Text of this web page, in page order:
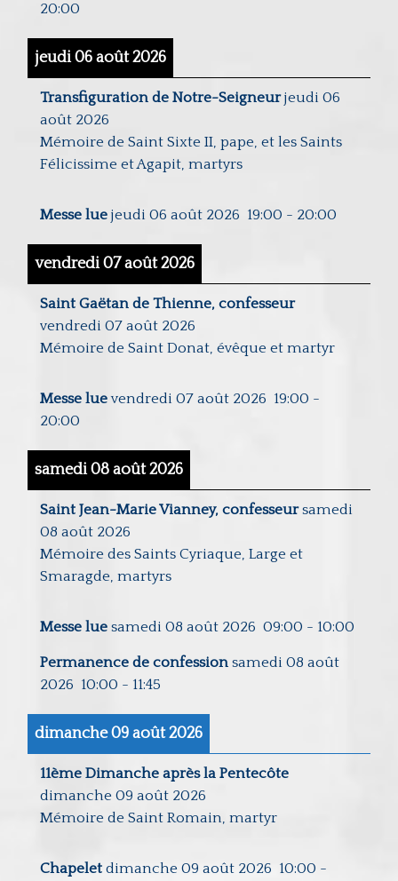
20:00
jeudi 06 août 2026
Transfiguration de Notre-Seigneur jeudi 06
août 2026
Mémoire de Saint Sixte II, pape, et les Saints
Félicissime et Agapit, martyrs
Messe lue jeudi 06 août 2026 19:00 - 20:00
vendredi 07 août 2026
Saint Gaëtan de Thienne, confesseur
vendredi 07 août 2026
Mémoire de Saint Donat, évêque et martyr
Messe lue vendredi 07 août 2026 19:00 -
20:00
samedi 08 août 2026
Saint Jean-Marie Vianney, confesseur samedi
08 août 2026
Mémoire des Saints Cyriaque, Large et
Smaragde, martyrs
Messe lue samedi 08 août 2026 09:00 - 10:00
Permanence de confession samedi 08 août
2026 10:00 - 11:45
dimanche 09 août 2026
11ème Dimanche après la Pentecôte
dimanche 09 août 2026
Mémoire de Saint Romain, martyr
Chapelet dimanche 09 août 2026 10:00 -